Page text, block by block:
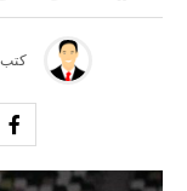
كتب